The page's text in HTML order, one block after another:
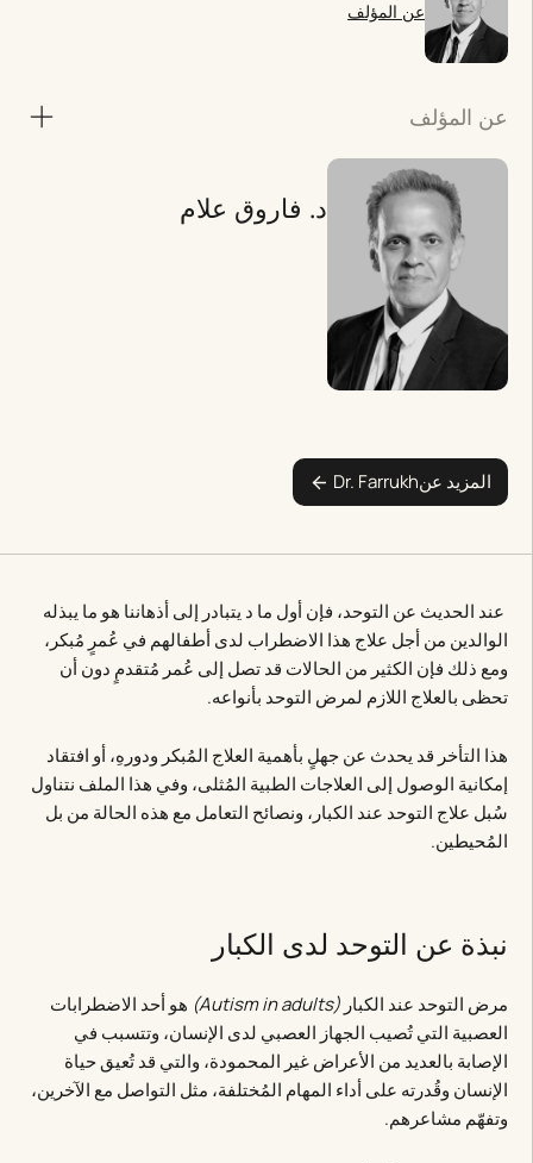
عند الحديث عن التوحد، فإن أول ما د يتبادر إلى أذهاننا هو ما يبذله
الوالدين من أجل علاج هذا الاضطراب لدى أطفالهم في عُمرٍ مُبكر،
ومع ذلك فإن الكثير من الحالات قد تصل إلى عُمر مُتقدمٍ دون أن
تحظى بالعلاج اللازم لمرض التوحد بأنواعه.
هذا التأخر قد يحدث عن جهلٍ بأهمية العلاج المُبكر ودورهِ، أو افتقاد
إمكانية الوصول إلى العلاجات الطبية المُثلى، وفي هذا الملف نتناول
سُبل علاج التوحد عند الكبار، ونصائح التعامل مع هذه الحالة من بل
المُحيطين.
نبذة عن التوحد لدى الكبار
مرض التوحد عند الكبار (Autism in adults)
هو أحد الاضطرابات
العصبية التي تُصيب الجهاز العصبي لدى الإنسان، وتتسبب في
الإصابة بالعديد من الأعراض غير المحمودة، والتي قد تُعيق حياة
الإنسان وقُدرته على أداء المهام المُختلفة، مثل التواصل مع الآخرين،
وتفهّم مشاعرهم.
عن المؤلف
عن المؤلف
د. فاروق علام
المزيد عنDr. Farrukh